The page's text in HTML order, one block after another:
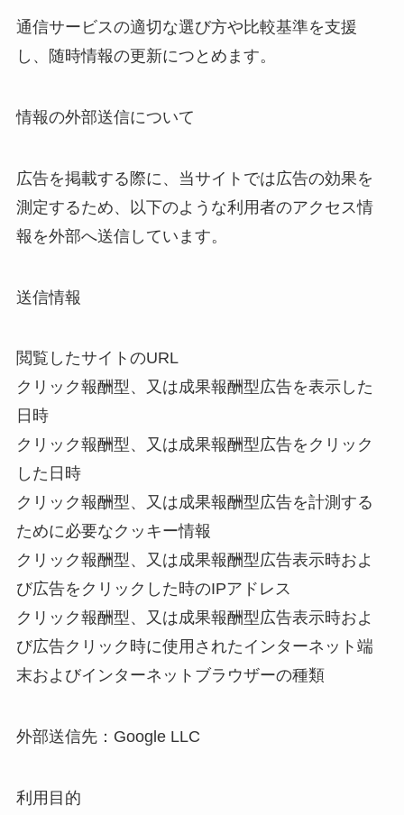
通信サービスの適切な選び方や比較基準を支援
し、随時情報の更新につとめます。
情報の外部送信について
広告を掲載する際に、当サイトでは広告の効果を
測定するため、以下のような利用者のアクセス情
報を外部へ送信しています。
送信情報
閲覧したサイトのURL
クリック報酬型、又は成果報酬型広告を表示した
日時
クリック報酬型、又は成果報酬型広告をクリック
した日時
クリック報酬型、又は成果報酬型広告を計測する
ために必要なクッキー情報
クリック報酬型、又は成果報酬型広告表示時およ
び広告をクリックした時のIPアドレス
クリック報酬型、又は成果報酬型広告表示時およ
び広告クリック時に使用されたインターネット端
末およびインターネットブラウザーの種類
外部送信先：Google LLC
利用目的